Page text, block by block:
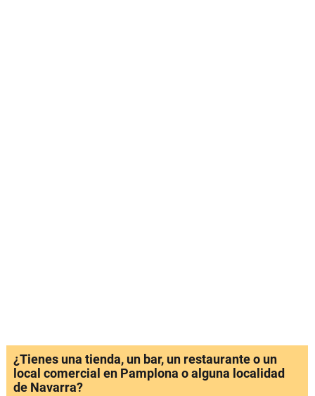
¿Tienes una tienda, un bar, un restaurante o un
local comercial en Pamplona o alguna localidad
de Navarra?